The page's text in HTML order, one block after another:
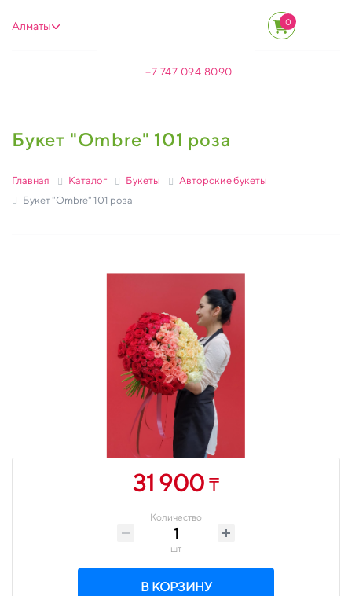
Алматы 0
+7 747 094 8090
Букет "Ombre" 101 роза
Главная Каталог Букеты
Авторские букеты
Букет "Ombre" 101 роза
31 900 ₸
Количество
шт
В КОРЗИНУ